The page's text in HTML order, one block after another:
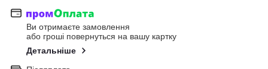
Ви отримаєте замовлення
або гроші повернуться на вашу картку
Детальніше